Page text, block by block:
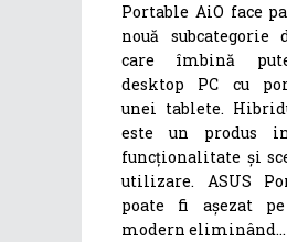
Portable AiO face
nouă subcategorie
care îmbină
desktop PC cu
unei tablete.
este un produs
funcționalitate și
utilizare. ASUS
poate fi așezat
modern eliminând